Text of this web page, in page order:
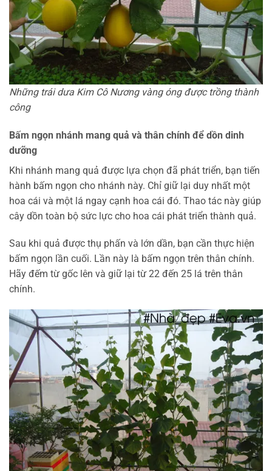
Những trái dưa Kim Cô Nương vàng óng được trồng thành
công
Bấm ngọn nhánh mang quả và thân chính để dồn dinh
dưỡng
Khi nhánh mang quả được lựa chọn đã phát triển, bạn tiến
hành bấm ngọn cho nhánh này. Chỉ giữ lại duy nhất một
hoa cái và một lá ngay cạnh hoa cái đó. Thao tác này giúp
cây dồn toàn bộ sức lực cho hoa cái phát triển thành quả.
Sau khi quả được thụ phấn và lớn dần, bạn cần thực hiện
bấm ngọn lần cuối. Lần này là bấm ngọn trên thân chính.
Hãy đếm từ gốc lên và giữ lại từ 22 đến 25 lá trên thân
chính.